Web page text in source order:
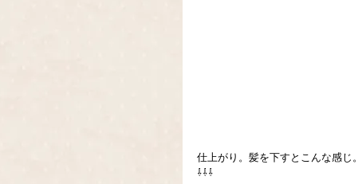
仕上がり。髪を下すとこんな感じ。
⇩⇩⇩